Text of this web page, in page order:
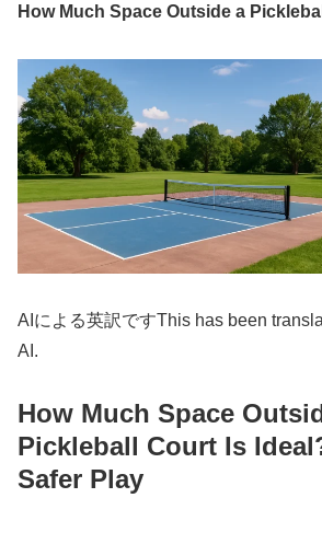
How Much Space Outside a
AIによる英訳ですThis has been
AI.
How Much Space
Pickleball Court Is
Safer Play